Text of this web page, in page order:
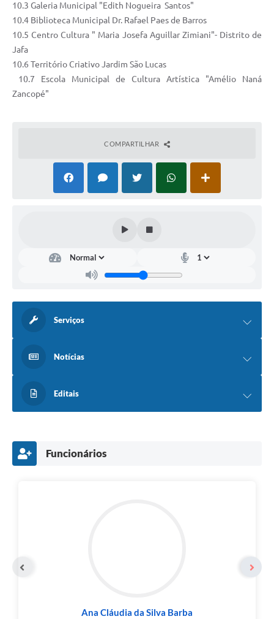
10.3 Galeria Municipal "Edith Nogueira Santos"
10.4 Biblioteca Municipal Dr. Rafael Paes de Barros
10.5 Centro Cultura " Maria Josefa Aguillar Zimiani"- Distrito de
Jafa
10.6 Território Criativo Jardim São Lucas
10.7 Escola Municipal de Cultura Artística "Amélio Naná
Zancopé"
COMPARTILHAR
Serviços
Notícias
Editais
Funcionários
Ana Cláudia da Silva Barba